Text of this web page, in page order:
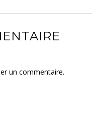
un commentaire.